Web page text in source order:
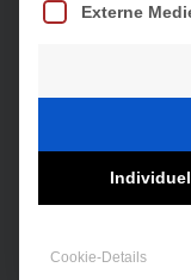
Externe
Cookie-Details